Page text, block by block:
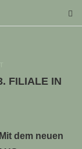
FILIALE IN
Mit dem neuen